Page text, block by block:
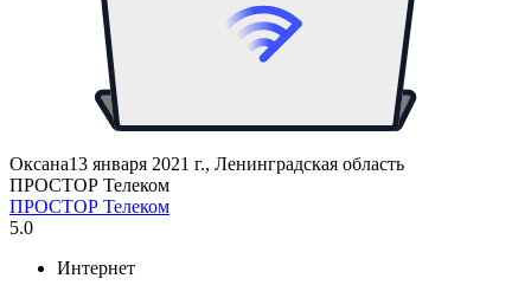
Оксана13 января 2021 г., Ленинградская область
ПРОСТОР Телеком
ПРОСТОР Телеком
5.0
Интернет